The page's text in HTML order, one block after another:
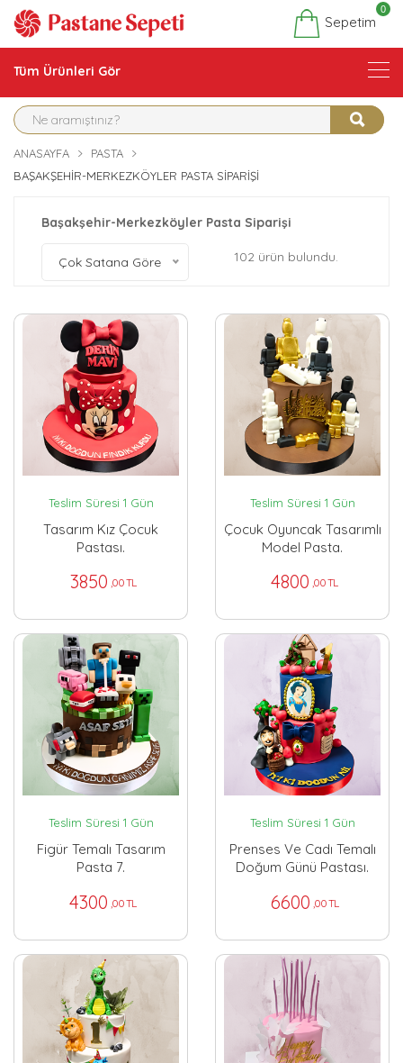
Sepetim
0
Tüm Ürünleri Gör
ANASAYFA
PASTA
BAŞAKŞEHIR-MERKEZKÖYLER PASTA SIPARIŞI
Başakşehir-Merkezköyler Pasta Siparişi
Çok Satana Göre 102 ürün bulundu.
Teslim Süresi 1 Gün
Tasarım Kız Çocuk
Pastası.
3850 ,00 TL
Teslim Süresi 1 Gün
Çocuk Oyuncak Tasarımlı
Model Pasta.
4800 ,00 TL
Teslim Süresi 1 Gün
Figür Temalı Tasarım
Pasta 7.
4300 ,00 TL
Teslim Süresi 1 Gün
Prenses Ve Cadı Temalı
Doğum Günü Pastası.
6600 ,00 TL